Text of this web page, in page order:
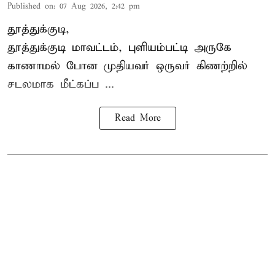
Published on: 07 Aug 2026, 2:42 pm
தூத்துக்குடி,
தூத்துக்குடி மாவட்டம், புளியம்பட்டி அருகே
காணாமல் போன முதியவர் ஒருவர் கிணற்றில்
சடலமாக மீட்கப்ப ...
Read More